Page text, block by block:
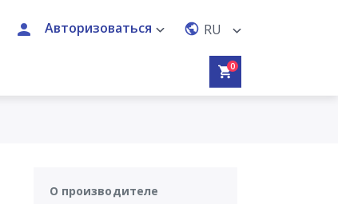
Авторизоваться RU
0
О производителе